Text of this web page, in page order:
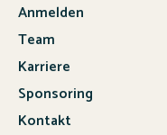
Anmelden
Team
Karriere
Sponsoring
Kontakt